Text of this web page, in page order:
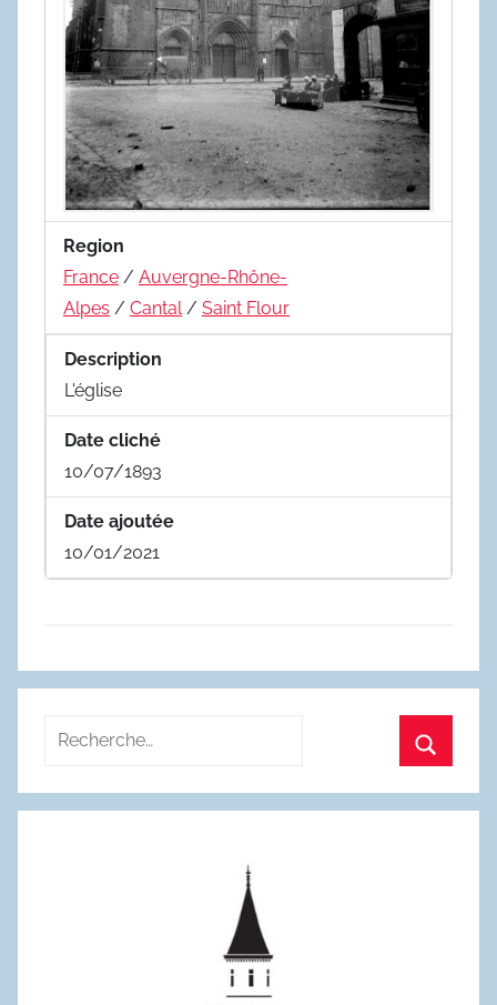
Region
France / Auvergne-Rhône-
Alpes / Cantal / Saint Flour
Description
L'église
Date cliché
10/07/1893
Date ajoutée
10/01/2021
Recherche
: